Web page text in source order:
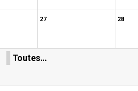
27 28
Toutes…